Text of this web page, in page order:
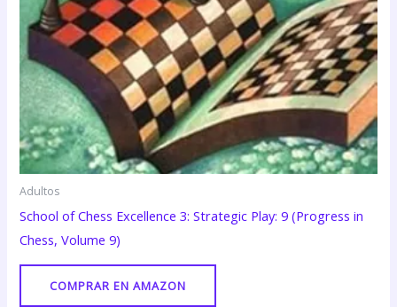
Adultos
School of Chess Excellence 3: Strategic Play: 9 (Progress in
Chess, Volume 9)
COMPRAR EN AMAZON